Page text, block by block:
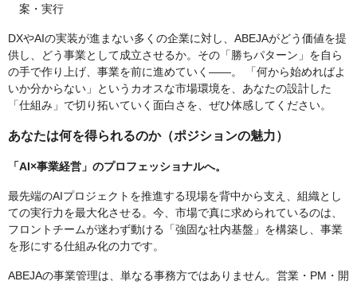
案・実行
DXやAIの実装が進まない多くの企業に対し、ABEJAがどう価値を提
供し、どう事業として成立させるか。その「勝ちパターン」を自ら
の手で作り上げ、事業を前に進めていく——。 「何から始めればよ
いか分からない」というカオスな市場環境を、あなたの設計した
「仕組み」で切り拓いていく面白さを、ぜひ体感してください。
あなたは何を得られるのか（ポジションの魅力）
「AI×事業経営」のプロフェッショナルへ。
最先端のAIプロジェクトを推進する現場を背中から支え、組織とし
ての実行力を最大化させる。今、市場で真に求められているのは、
フロントチームが迷わず動ける「強固な社内基盤」を構築し、事業
を形にする仕組み化の力です。
ABEJAの事業管理は、単なる事務方ではありません。営業・PM・開